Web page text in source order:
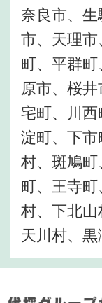
奈良市、
市、天理
町、平群
原市、桜
宅町、川
淀町、下
村、斑鳩
町、王寺
村、下北山
天川村、